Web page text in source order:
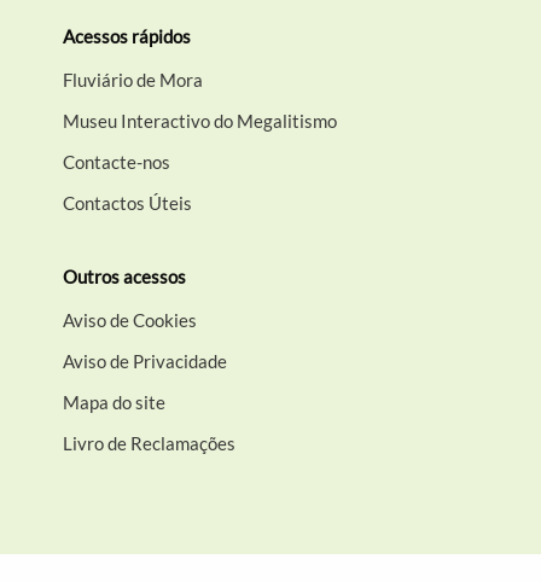
Acessos rápidos
Fluviário de Mora
Museu Interactivo do Megalitismo
Contacte-nos
Contactos Úteis
Outros acessos
Aviso de Cookies
Aviso de Privacidade
Mapa do site
Livro de Reclamações